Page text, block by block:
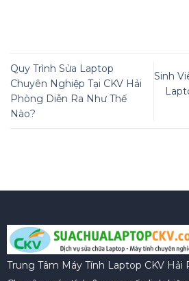
Quy Trình Sửa Laptop
Chuyên Nghiệp Tại CKV Hải
Phòng Diễn Ra Như Thế
Nào?
Sinh
Trung Tâm Máy Tính Laptop CKV Hải